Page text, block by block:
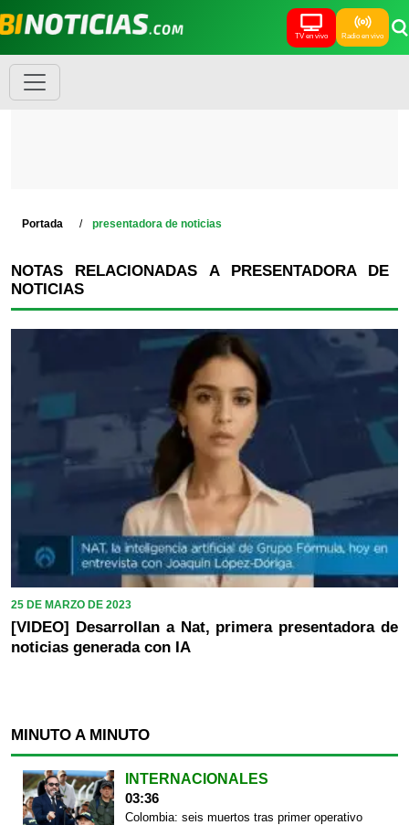
TV en vivo Radio en vivo
Portada presentadora de noticias
NOTAS RELACIONADAS A PRESENTADORA DE
NOTICIAS
25 DE MARZO DE 2023
[VIDEO] Desarrollan a Nat, primera presentadora de
noticias generada con IA
MINUTO A MINUTO
INTERNACIONALES
03:36
Colombia: seis muertos tras primer operativo